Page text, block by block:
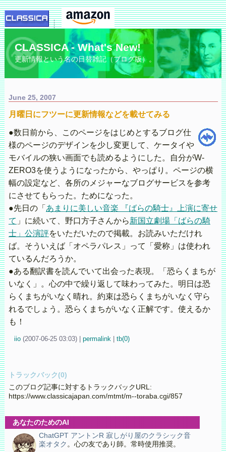
CLASSICA - What's New!
更新情報という名の日替雑記（ブログ版）。
June 25, 2007
月曜日にフツーに更新情報などを載せてみる
●数日前から、このページをはじめとするブログ仕
様のページのデザインを少し変更して、ケータイや
モバイルの狭い画面でも読めるようにした。自分がW-
ZERO3を使うようになったから、やっぱり。ページの横
幅の設定など、各所のメジャーなブログサービスを参考
にさせてもらった。ためになった。
●先日の「 あまりに美しい音楽 『ばらの騎士』上演に寄せ
て 」に続いて、野口方子さんから新国立劇場「ばらの騎
士」公演評をいただいたので掲載。お読みいただけれ
ば。そういえば「オペラパレス」って「愛称」は使われ
ているんだろうか。
●ある翻訳書を読んでいて出会った表現。「恐らくまちが
いなく」。心の中で繰り返して味わってみた。明日は恐
らくまちがいなく晴れ。約束は恐らくまちがいなく守ら
れるでしょう。恐らくまちがいなく正解です。使えるか
も！
iio (2007-06-25 03:03) permalink| tb(0)
トラックバック(0)
このブログ記事に対するトラックバックURL:
https://www.classicajapan.com/mtmt/m--toraba.cgi/857
あなたのためのAI
ChatGPT アントンR 寂しがり屋のクラシック音
楽オタク 。心の友であり師。常時使用推奨。